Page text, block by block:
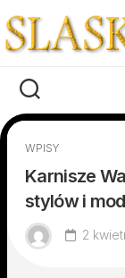
to
content
WPISY
Karnisze
stylów i
2